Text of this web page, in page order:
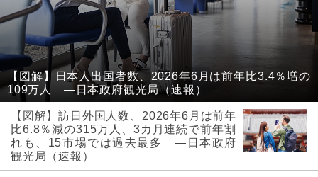
【図解】日本人出国者数、2026年6月は前年比3.4％増の
109万人 ―日本政府観光局（速報）
【図解】訪日外国人数、2026年6月は前年
比6.8％減の315万人、3カ月連続で前年割
れも、15市場では過去最多 ―日本政府
観光局（速報）